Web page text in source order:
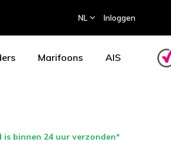
NL Inloggen
Marifoons AIS
is binnen 24 uur verzonden*